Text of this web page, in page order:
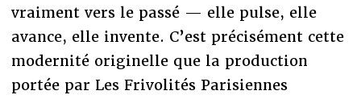
vraiment vers le passé — elle pulse, elle
avance, elle invente. C’est précisément cette
modernité originelle que la production
portée par Les Frivolités Parisiennes